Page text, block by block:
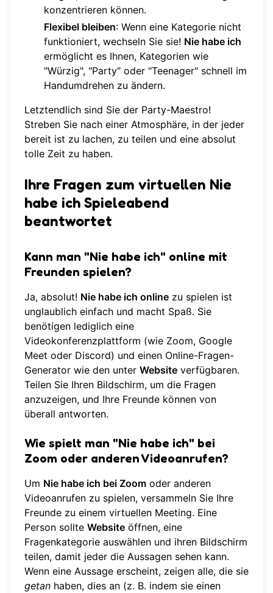
konzentrieren können.
Flexibel bleiben: Wenn eine Kategorie nicht
funktioniert, wechseln Sie sie! Nie habe ich
ermöglicht es Ihnen, Kategorien wie
"Würzig", "Party" oder "Teenager" schnell im
Handumdrehen zu ändern.
Letztendlich sind Sie der Party-Maestro!
Streben Sie nach einer Atmosphäre, in der jeder
bereit ist zu lachen, zu teilen und eine absolut
tolle Zeit zu haben.
Ihre Fragen zum virtuellen Nie
habe ich Spieleabend
beantwortet
Kann man "Nie habe ich" online mit
Freunden spielen?
Ja, absolut! Nie habe ich online zu spielen ist
unglaublich einfach und macht Spaß. Sie
benötigen lediglich eine
Videokonferenzplattform (wie Zoom, Google
Meet oder Discord) und einen Online-Fragen-
Generator wie den unter Website verfügbaren.
Teilen Sie Ihren Bildschirm, um die Fragen
anzuzeigen, und Ihre Freunde können von
überall antworten.
Wie spielt man "Nie habe ich" bei
Zoom oder anderen Videoanrufen?
Um Nie habe ich bei Zoom oder anderen
Videoanrufen zu spielen, versammeln Sie Ihre
Freunde zu einem virtuellen Meeting. Eine
Person sollte Website öffnen, eine
Fragenkategorie auswählen und ihren Bildschirm
teilen, damit jeder die Aussagen sehen kann.
Wenn eine Aussage erscheint, zeigen alle, die sie
getan haben, dies an (z. B. indem sie einen